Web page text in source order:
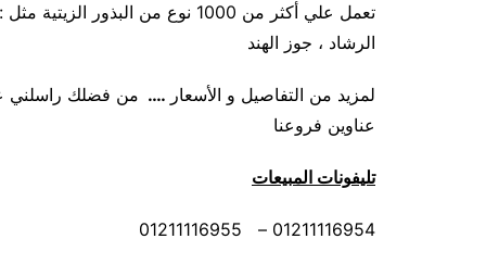
تعمل علي أكثر من 1000 نوع من
الرشاد ، جوز الهند
لمزيد من التفاصيل و الأسعار …. من فضلك راسلني
عناوين فروعنا
تليفونات المبيعات
01211116954 – 01211116955